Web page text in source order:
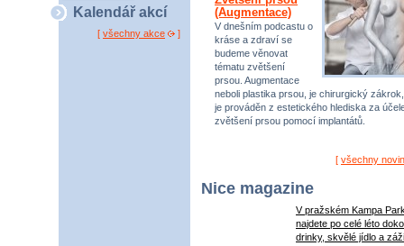
Kalendář akcí
[ všechny akce ]
(Augmentace)
V dnešním podcastu o
kráse a zdraví se
budeme věnovat
tématu zvětšení
prsou. Augmentace
neboli plastika prsou, je chirurgický
je prováděn z estetického hlediska za
zvětšení prsou pomocí implantátů.
[ všechny
Nice magazine
V pražském Kampa
najdete po celé léto
drinky, skvělé jídlo a